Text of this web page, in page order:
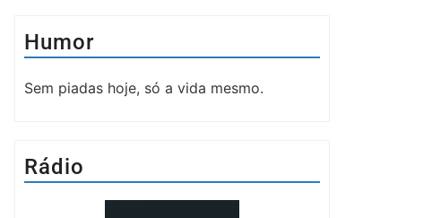
Humor
Sem piadas hoje, só a vida mesmo.
Rádio